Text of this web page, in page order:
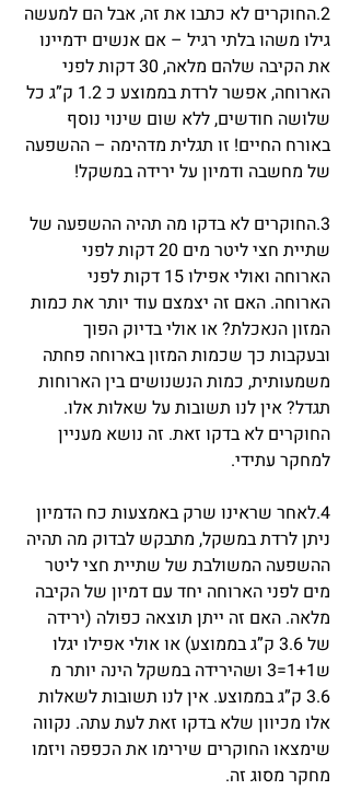
2.החוקרים לא כתבו את זה, אבל הם למעשה
גילו משהו בלתי רגיל – אם אנשים ידמיינו
את הקיבה שלהם מלאה, 30 דקות לפני
הארוחה, אפשר לרדת בממוצע כ 1.2 ק”ג כל
שלושה חודשים, ללא שום שינוי נוסף
באורח החיים! זו תגלית מדהימה – ההשפעה
של מחשבה ודמיון על ירידה במשקל!
3.החוקרים לא בדקו מה תהיה ההשפעה של
שתיית חצי ליטר מים 20 דקות לפני
הארוחה ואולי אפילו 15 דקות לפני
הארוחה. האם זה יצמצם עוד יותר את כמות
המזון הנאכלת? או אולי בדיוק הפוך
ובעקבות כך שכמות המזון בארוחה פחתה
משמעותית, כמות הנשנושים בין הארוחות
תגדל? אין לנו תשובות על שאלות אלו.
החוקרים לא בדקו זאת. זה נושא מעניין
למחקר עתידי.
4.לאחר שראינו שרק באמצעות כח הדמיון
ניתן לרדת במשקל, מתבקש לבדוק מה תהיה
ההשפעה המשולבת של שתיית חצי ליטר
מים לפני הארוחה יחד עם דמיון של הקיבה
מלאה. האם זה ייתן תוצאה כפולה (ירידה
של 3.6 ק”ג בממוצע) או אולי אפילו יגלו
ש1+1=3 ושהירידה במשקל הינה יותר מ
3.6 ק”ג בממוצע. אין לנו תשובות לשאלות
אלו מכיוון שלא בדקו זאת לעת עתה. נקווה
שימצאו החוקרים שירימו את הכפפה ויזמו
מחקר מסוג זה.